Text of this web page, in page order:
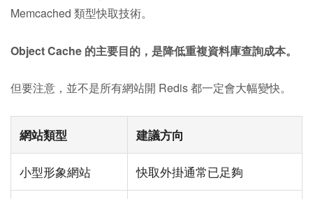
Memcached 類型快取技術。
Object Cache 的主要目的，是降低重複資料庫查詢成本。
但要注意，並不是所有網站開 Redis 都一定會大幅變快。
網站類型 建議方向
小型形象網站 快取外掛通常已足夠